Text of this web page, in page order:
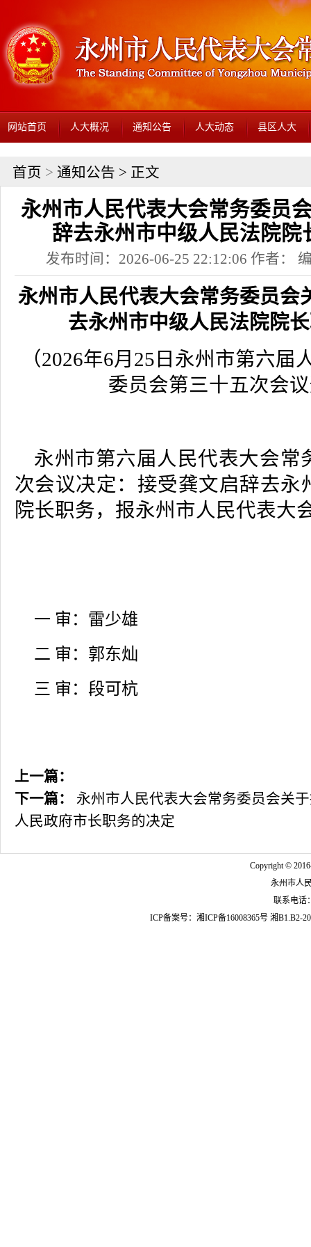
网站首页 人大概况 通知公告 人大动态 县区人大
首页 > 通知公告 > 正文
永州市人民代表大会常务委员
辞去永州市中级人民法院院
发布时间：2026-06-25 22:12:06 作者：
永州市人民代表大会常务委员会
去永州市中级人民法院院
（2026年6月25日永州市第六届
委员会第三十五次会
永州市第六届人民代表大会常
次会议决定：接受龚文启辞去永
院长职务，报永州市人民代表大
一 审：雷少雄
二 审：郭东灿
三 审：段可杭
上一篇：
下一篇：
永州市人民代表大会常务委员会关
人民政府市长职务的决定
Copyright ©
永州市人
联系电话
ICP备案号： 湘ICP备16008365号 湘B1.B2-